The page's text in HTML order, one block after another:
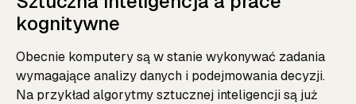
kognitywne
Obecnie komputery są w stanie wykonywać zadania
wymagające analizy danych i podejmowania decyzji.
Na przykład algorytmy sztucznej inteligencji są już